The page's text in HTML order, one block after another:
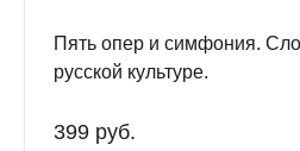
Пять опер и симфония.
русской культуре.
399 руб.